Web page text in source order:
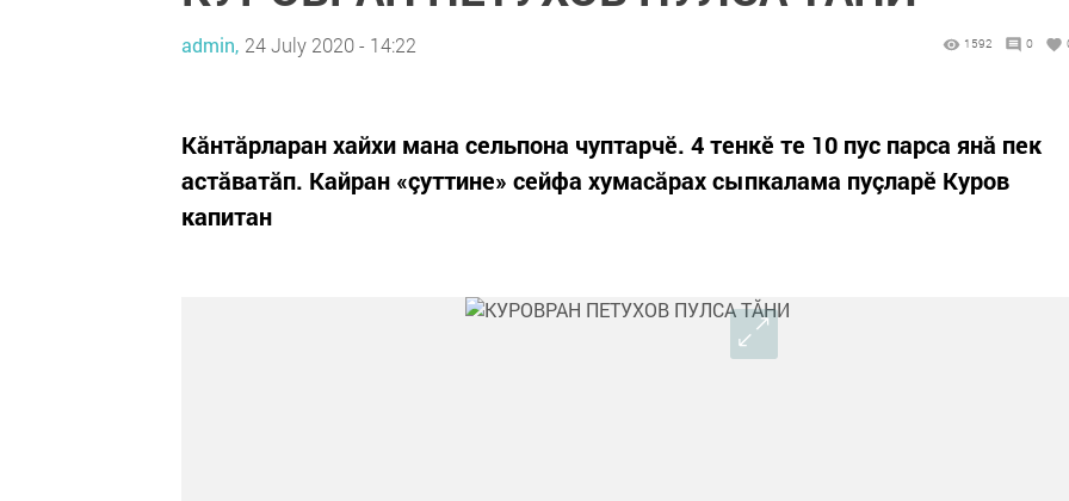
admin, 24 July 2020 - 14:22 1592 0
Кăнтăрларан хайхи мана сельпона чуптарчӗ. 4 тенкӗ те 10 пус парса янă пек
астăватăп. Кайран «çуттине» сейфа хумасăрах сыпкалама пуçларӗ Куров
капитан